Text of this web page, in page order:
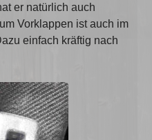
er natürlich auch
Vorklappen ist auch im
einfach kräftig nach